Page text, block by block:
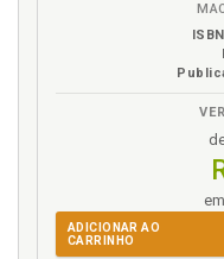
Economia de
mercado, p. 122
Economia e
Emprego. Busca do
Empresa de
para as empresa
Estado e a
Estado.
ADICIONAR AO
CARRINHO